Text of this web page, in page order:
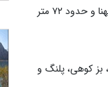
فاصلهٔ دریاچه اسکندرکول از شهر دوشنبه پایتخت تاجیکستان تقریباً ۱۳۰ کیلومتر است. این دریاچه با دو و نیم کیلومتر درازا و یک کیلومتر پهنا و حدود ۷۲ متر
بز کوهی، پلنگ و